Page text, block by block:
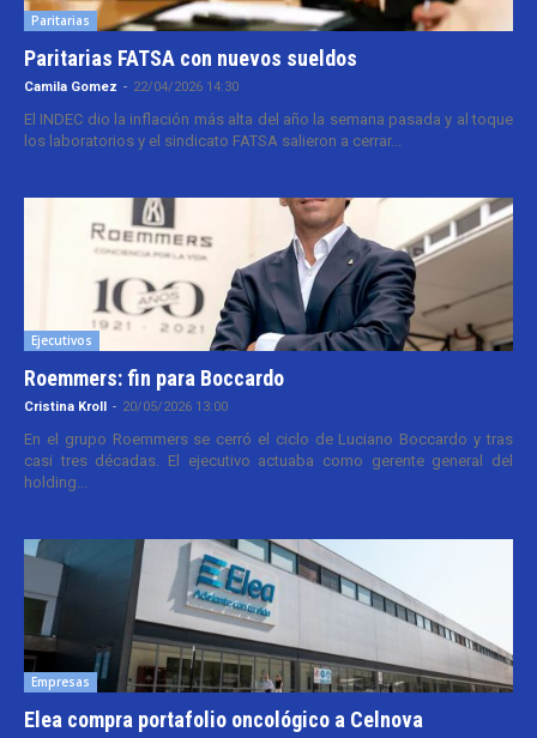
Paritarias
Paritarias FATSA con nuevos sueldos
Camila Gomez - 22/04/2026 14:30
El INDEC dio la inflación más alta del año la semana pasada y al toque
los laboratorios y el sindicato FATSA salieron a cerrar...
Ejecutivos
Roemmers: fin para Boccardo
Cristina Kroll - 20/05/2026 13:00
En el grupo Roemmers se cerró el ciclo de Luciano Boccardo y tras
casi tres décadas. El ejecutivo actuaba como gerente general del
holding...
Empresas
Elea compra portafolio oncológico a Celnova